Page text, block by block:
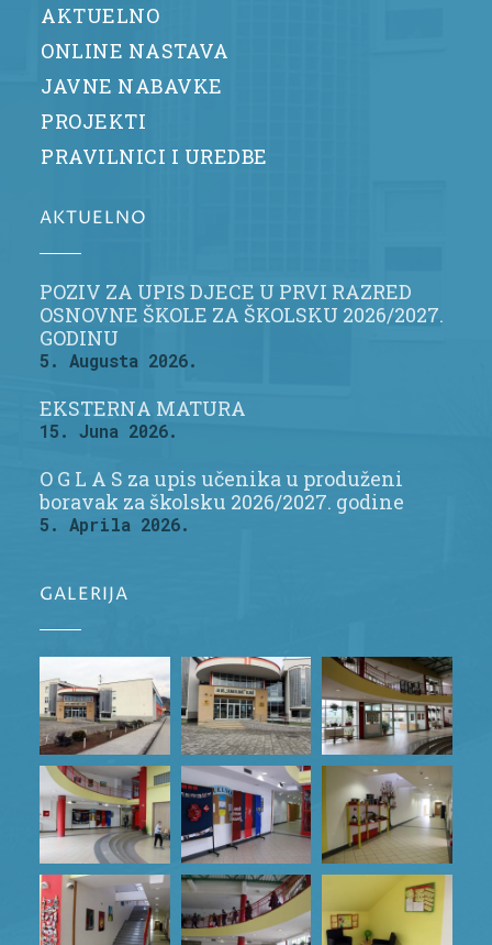
AKTUELNO
ONLINE NASTAVA
JAVNE NABAVKE
PROJEKTI
PRAVILNICI I UREDBE
AKTUELNO
POZIV ZA UPIS DJECE U PRVI RAZRED
OSNOVNE ŠKOLE ZA ŠKOLSKU 2026/2027.
GODINU
5. Augusta 2026.
EKSTERNA MATURA
15. Juna 2026.
O G L A S za upis učenika u produženi
boravak za školsku 2026/2027. godine
5. Aprila 2026.
GALERIJA